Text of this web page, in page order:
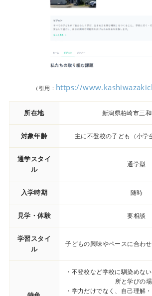
（引用： https://
所在地 新潟県柏崎市三
対象年齢 主に不登校の子ども（小学
通学スタイ
ル
通学型
入学時期 随時
見学・体験 要相談
学習スタイ
ル
子どもの興味やペースに合わ
・不登校など学校に馴染めな
所と学びの場
・学力だけでなく、自己理解